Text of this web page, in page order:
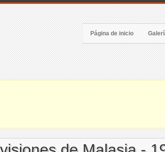
Página de inicio